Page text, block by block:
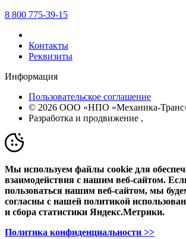
8 800 775-39-15
Контакты
Реквизиты
Информация
Пользовательское соглашение
© 2026 ООО «НПО «Механика-
Разработка и продвижение ,
Мы используем файлы cookie для
взаимодействия с нашим веб-сайтом.
пользоваться нашим веб-сайтом, мы
согласны с нашей политикой
и сбора статистики Яндекс.Метрики.
Политика конфиденциальности >>